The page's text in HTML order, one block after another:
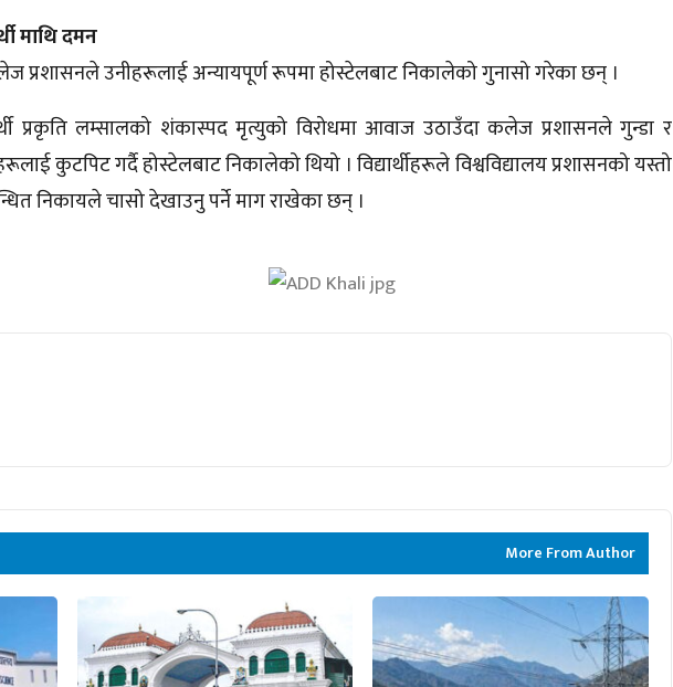
माथि दमन
प्रशासनले उनीहरूलाई अन्यायपूर्ण रूपमा होस्टेलबाट निकालेको गुनासो गरेका छन् ।
प्रकृति लम्सालको शंकास्पद मृत्युको विरोधमा आवाज उठाउँदा कलेज प्रशासनले गुन्डा र
कुटपिट गर्दै होस्टेलबाट निकालेको थियो । विद्यार्थीहरूले विश्वविद्यालय प्रशासनको यस्तो
निकायले चासो देखाउनु पर्ने माग राखेका छन् ।
More From Author